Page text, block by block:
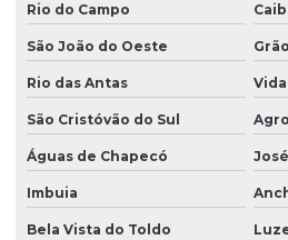
Rio do Campo
São João do Oeste
Rio das Antas
São Cristóvão do Sul
Águas de Chapecó
Imbuia
Bela Vista do Toldo